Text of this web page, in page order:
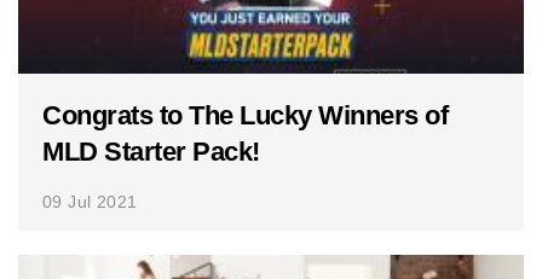
Congrats to The Lucky Winners of
MLD Starter Pack!
09 Jul 2021